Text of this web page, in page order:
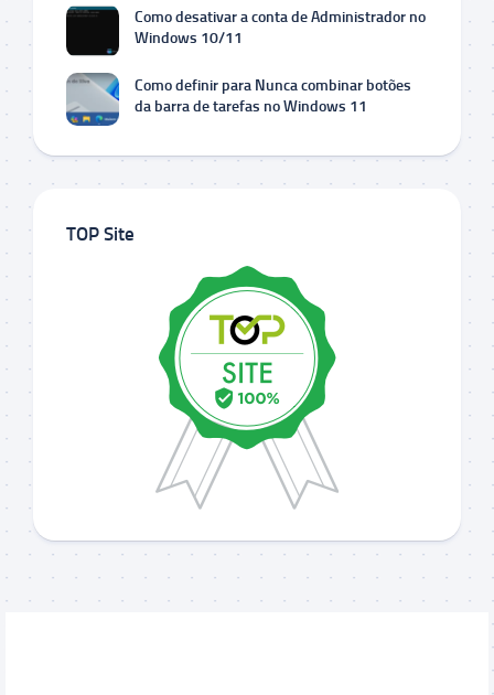
Como desativar a conta de Administrador no
Windows 10/11
Como definir para Nunca combinar botões
da barra de tarefas no Windows 11
TOP Site